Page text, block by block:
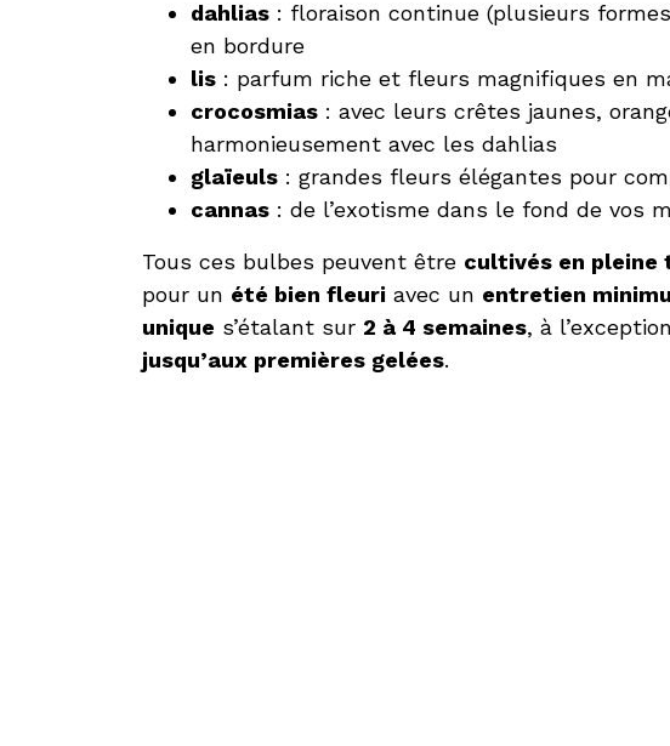
dahlias : floraison continue (plusieurs
en bordure
lis : parfum riche et fleurs magnifiques en
crocosmias : avec leurs crêtes jaunes,
harmonieusement avec les dahlias
glaïeuls : grandes fleurs élégantes pour
cannas : de l’exotisme dans le fond de vos
Tous ces bulbes peuvent être cultivés en pleine
pour un été bien fleuri avec un entretien
unique s’étalant sur 2 à 4 semaines, à
jusqu’aux premières gelées.